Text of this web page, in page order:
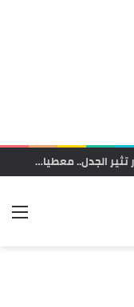
مباراة توظيف بالمركز الجهوي للاستثمار تثير الجدل.. معطيات حول محاولة “تفصيل المنصب” لفائدة مستخدمة مقربة